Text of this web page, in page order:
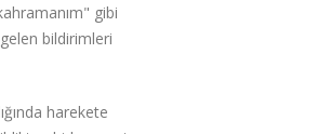
gibi
bildirimleri
harekete